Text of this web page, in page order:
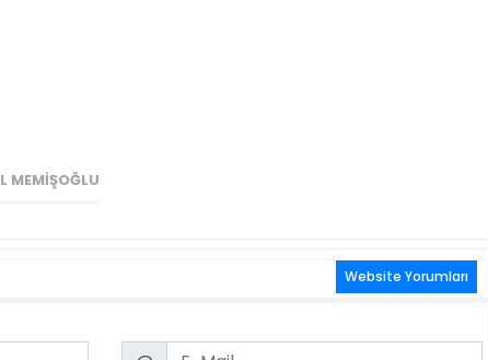
MEMIŞOĞLU
Website Yorumları
Email